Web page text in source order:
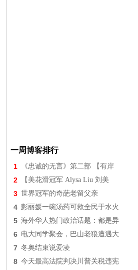
一周博客排行
1 《忠诚的无言》第二部 【有岸
2 【美花滑冠军 Alysa Liu 刘美
3 世界冠军的奇葩老留父亲
4 彭丽媛一碗汤药可救全民于水火
5 海外华人热门政治话题：都是异
6 电大同学聚会，巴山老狼遭遇大
7 冬奥结束说爱凌
8 今天最高法院判决川普关税违宪